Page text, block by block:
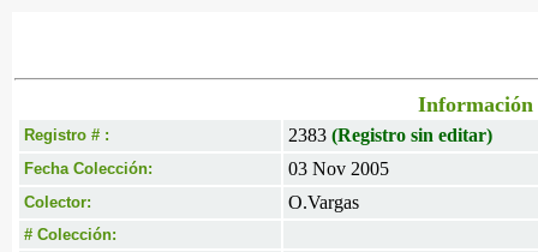
Información
Registro # : 2383 (Registro sin editar)
Fecha Colección: 03 Nov 2005
Colector: O.Vargas
# Colección: